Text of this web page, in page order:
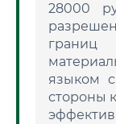
28000
границ
языком
стороны